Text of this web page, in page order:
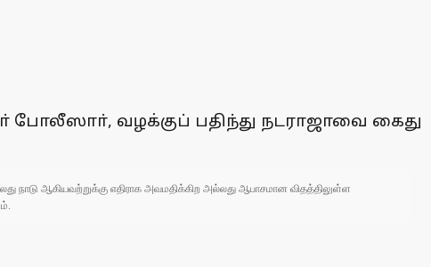
போலீஸாா், வழக்குப் பதிந்து நடராஜாவை கைது
நாடு ஆகியவற்றுக்கு எதிராக அவமதிக்கிற அல்லது ஆபாசமான விதத்திலுள்ள